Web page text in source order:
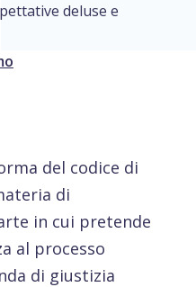
deluse e
del codice di
di
in cui pretende
al processo
di giustizia